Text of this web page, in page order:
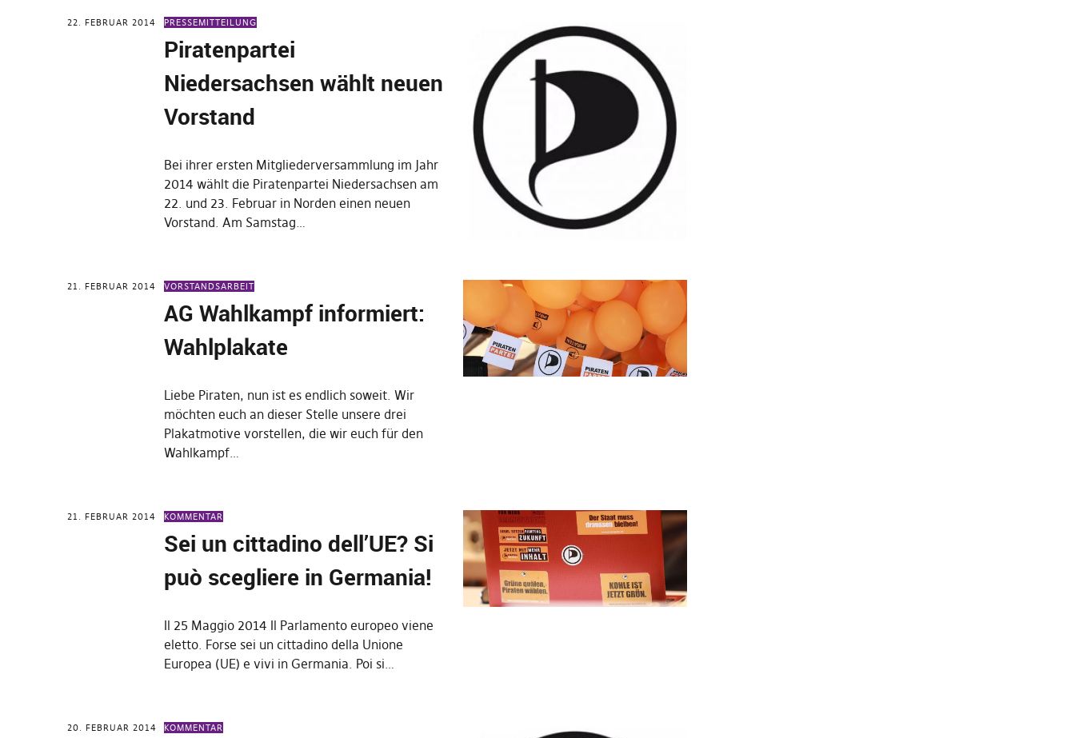
22. FEBRUAR 2014 PRESSEMITTEILUNG
Piratenpartei
Niedersachsen wählt neuen
Vorstand
Bei ihrer ersten Mitgliederversammlung im Jahr
2014 wählt die Piratenpartei Niedersachsen am
22. und 23. Februar in Norden einen neuen
Vorstand. Am Samstag…
21. FEBRUAR 2014 VORSTANDSARBEIT
AG Wahlkampf informiert:
Wahlplakate
Liebe Piraten, nun ist es endlich soweit. Wir
möchten euch an dieser Stelle unsere drei
Plakatmotive vorstellen, die wir euch für den
Wahlkampf…
21. FEBRUAR 2014 KOMMENTAR
Sei un cittadino dell’UE? Si
può scegliere in Germania!
Il 25 Maggio 2014 Il Parlamento europeo viene
eletto. Forse sei un cittadino della Unione
Europea (UE) e vivi in Germania. Poi si…
20. FEBRUAR 2014 KOMMENTAR